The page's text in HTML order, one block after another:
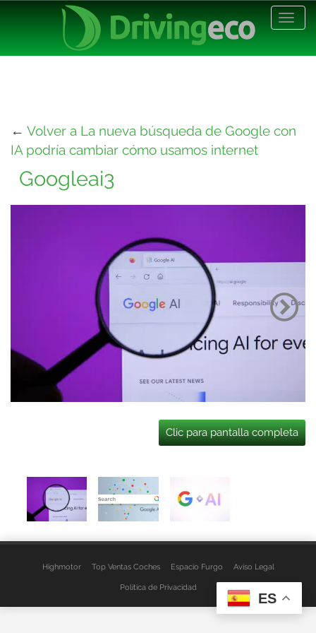
← Volver a La nueva búsqueda de Google con
IA podría cambiar cómo usamos internet
Googleai3
Clic para pantalla completa
Highmotor Top Ventas Coches Espacio Furgo Aviso Legal
Política de Privacidad
ES